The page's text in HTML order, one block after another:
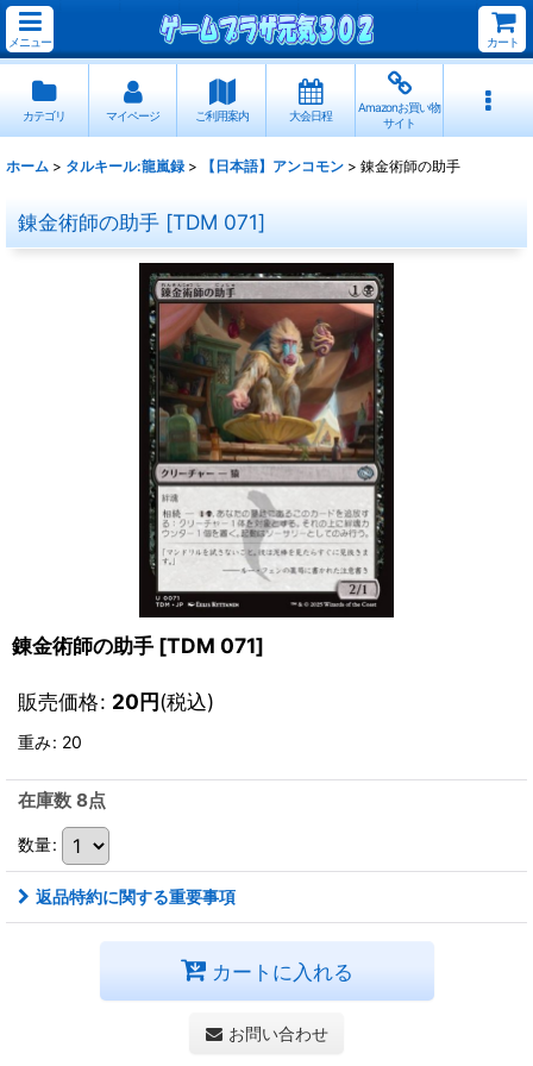
メニュー カート
カテゴリ マイページ ご利用案内 大会日程
Amazonお買い物
サイト
ホーム > タルキール:龍嵐録 > 【日本語】アンコモン > 錬金術師の助手
錬金術師の助手 [TDM 071]
錬金術師の助手 [TDM 071]
販売価格: 20円(税込)
重み: 20
在庫数 8点
数量:
返品特約に関する重要事項
カートに入れる
お問い合わせ